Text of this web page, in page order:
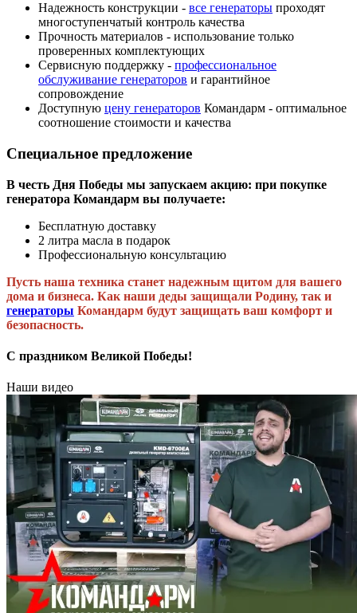
Надежность конструкции - все генераторы проходят
многоступенчатый контроль качества
Прочность материалов - использование только
проверенных комплектующих
Сервисную поддержку - профессиональное
обслуживание генераторов и гарантийное
сопровождение
Доступную цену генераторов Командарм - оптимальное
соотношение стоимости и качества
Специальное предложение
В честь Дня Победы мы запускаем акцию: при покупке
генератора Командарм вы получаете:
Бесплатную доставку
2 литра масла в подарок
Профессиональную консультацию
Пусть наша техника станет надежным щитом для вашего
дома и бизнеса. Как наши деды защищали Родину, так и
генераторы Командарм будут защищать ваш комфорт и
безопасность.
С праздником Великой Победы!
Наши видео